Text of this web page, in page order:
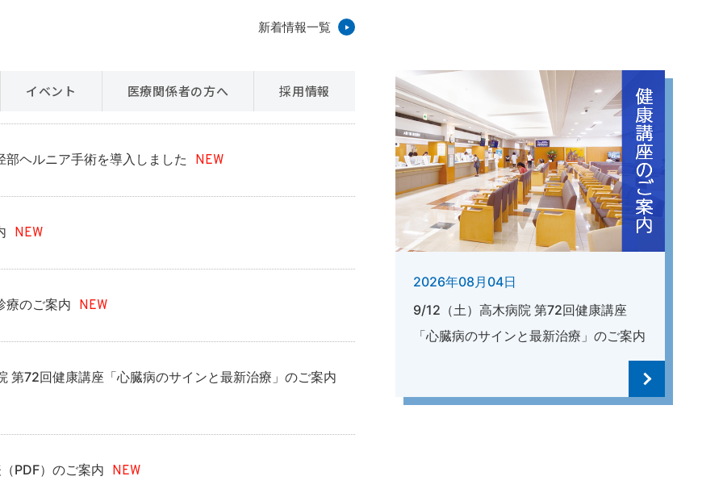
新着情報一覧
部ヘルニア手術を導入しました NEW
NEW
療のご案内 NEW
第72回健康講座「心臓病のサインと最新治療」のご案内
PDF）のご案内 NEW
イベント 医療関係者の方へ 採用情報
2026年08月04日
9/12（土）高木病院 第72回健康講座
「心臓病のサインと最新治療」のご案内